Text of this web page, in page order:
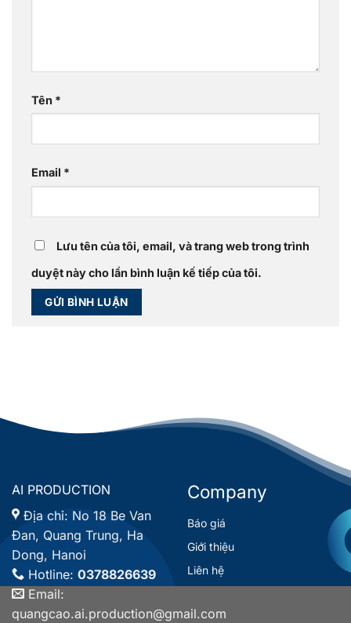
Tên *
Email *
Lưu tên của tôi, email, và trang web trong trình
duyệt này cho lần bình luận kế tiếp của tôi.
AI PRODUCTION
Địa chỉ: No 18 Be Van
Đan, Quang Trung, Ha
Dong, Hanoi
Hotline: 0378826639
Email:
quangcao.ai.production@gmail.com
Company
Báo giá
Giới thiệu
Liên hệ